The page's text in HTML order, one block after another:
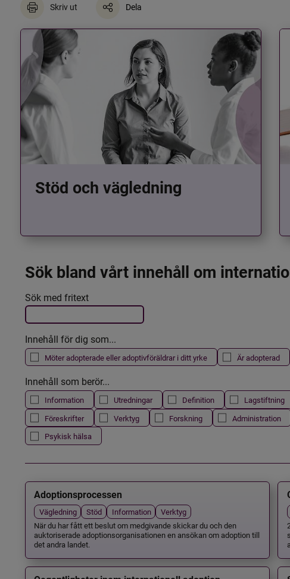
Skriv ut Dela
Stöd och vägledning
Sök bland vårt innehåll om
Filtrera resultatet
Det här formuläret postas automatiskt
Sök med fritext
Innehåll för dig som...
Möter adopterade eller adoptivföräldrar i ditt yrke Är adopterad
Innehåll som berör...
Information Utredningar Definition Lagstiftning
Föreskrifter
Verktyg Forskning Administration
Psykisk hälsa
Adoptionsprocessen
Vägledning Stöd Information
Verktyg
När du har fått ett beslut om medgivande skickar du och den
auktoriserade adoptionsorganisationen en ansökan om adoption till
det andra landet.